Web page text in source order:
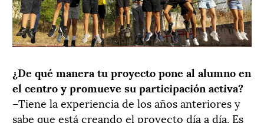
¿De qué manera tu proyecto pone al alumno en
el centro y promueve su participación activa?
–Tiene la experiencia de los años anteriores y
sabe que está creando el proyecto día a día. Es